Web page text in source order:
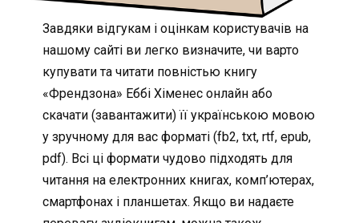
Завдяки відгукам і оцінкам користувачів на
нашому сайті ви легко визначите, чи варто
купувати та читати повністью книгу
«Френдзона» Еббі Хіменес онлайн або
скачати (завантажити) її українською мовою
у зручному для вас форматі (fb2, txt, rtf, epub,
pdf). Всі ці формати чудово підходять для
читання на електронних книгах, комп’ютерах,
смартфонах і планшетах. Якщо ви надаєте